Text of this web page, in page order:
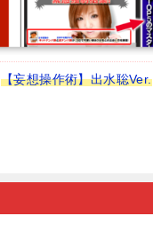
【妄想操作術】出水聡Ver.